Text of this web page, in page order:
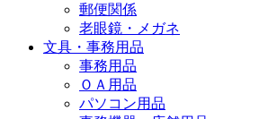
郵便関係
老眼鏡・メガネ
文具・事務用品
事務用品
ＯＡ用品
パソコン用品